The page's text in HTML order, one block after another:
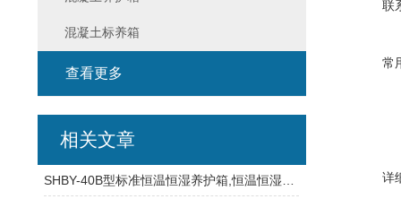
联
常
详
混凝土标养箱
查看更多
相关文章